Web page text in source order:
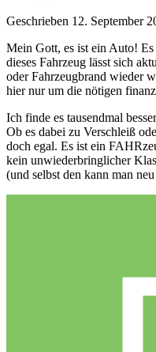
Geschrieben 12. September
Mein Gott, es ist ein Auto!
dieses Fahrzeug lässt sich
oder Fahrzeugbrand wieder
hier nur um die nötigen
Ich finde es tausendmal
Ob es dabei zu Verschleiß
doch egal. Es ist ein
kein unwiederbringlicher
(und selbst den kann man